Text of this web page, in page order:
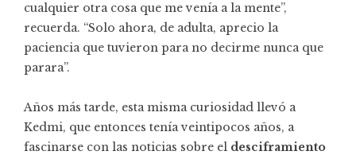
cualquier otra cosa que me venía a la mente”,
recuerda. “Solo ahora, de adulta, aprecio la
paciencia que tuvieron para no decirme nunca que
parara”.
Años más tarde, esta misma curiosidad llevó a
Kedmi, que entonces tenía veintipocos años, a
fascinarse con las noticias sobre el desciframiento